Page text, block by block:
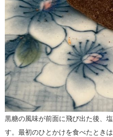
黒糖の風味が前面に飛び出た後、
す。最初のひとかけを食べたとき